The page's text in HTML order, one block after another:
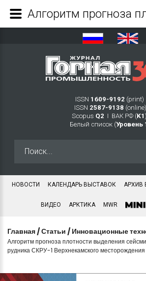
ISSN 1609-9192 (print)
ISSN 2587-9138 (online)
Scopus Q2 Ι ВАК РФ (K1 )
Белый список (Уровень
НОВОСТИ КАЛЕНДАРЬ ВЫСТАВОК АРХИВ
ВИДЕО АРКТИКА MWR
Главная /Статьи / Инновационные
Алгоритм прогноза плотности выделения
рудника СКРУ-1 Верхнекамского